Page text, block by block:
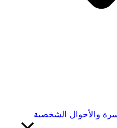
والأحوال الشخصية